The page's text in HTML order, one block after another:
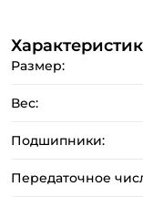
Размер:
Вес:
Подшипники:
Передаточное